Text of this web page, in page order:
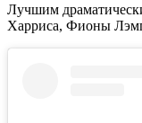
Лучшим
Харриса, Фионы